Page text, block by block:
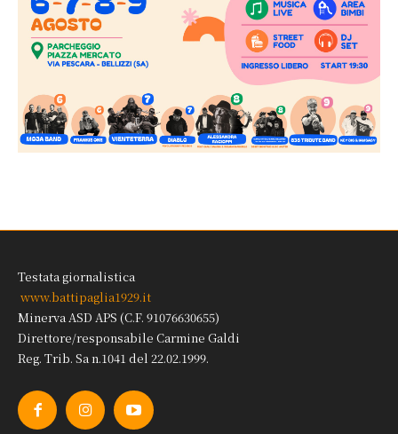
Testata giornalistica
www.battipaglia1929.it
Minerva ASD APS (C.F. 91076630655)
Direttore/responsabile Carmine Galdi
Reg. Trib. Sa n.1041 del 22.02.1999.